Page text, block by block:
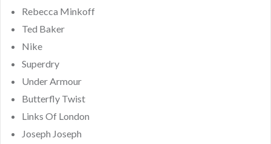
Rebecca Minkoff
Ted Baker
Nike
Superdry
Under Armour
Butterfly Twist
Links Of London
Joseph Joseph